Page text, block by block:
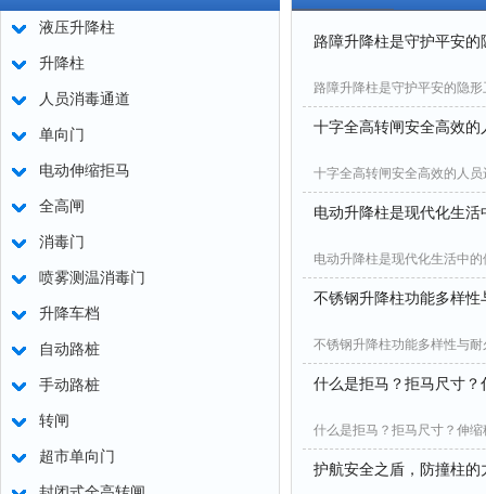
液压升降柱
升降柱
人员消毒通道
单向门
电动伸缩拒马
全高闸
消毒门
喷雾测温消毒门
升降车档
自动路桩
手动路桩
转闸
超市单向门
路障升降柱是守护平安的
路障升降柱是守护平安的隐形
十字全高转闸安全高效的
十字全高转闸安全高效的人
电动升降柱是现代化生活
电动升降柱是现代化生活中
不锈钢升降柱功能多样性
不锈钢升降柱功能多样性与
什么是拒马？拒马尺寸
什么是拒马？拒马尺寸？伸
护航安全之盾，防撞柱的